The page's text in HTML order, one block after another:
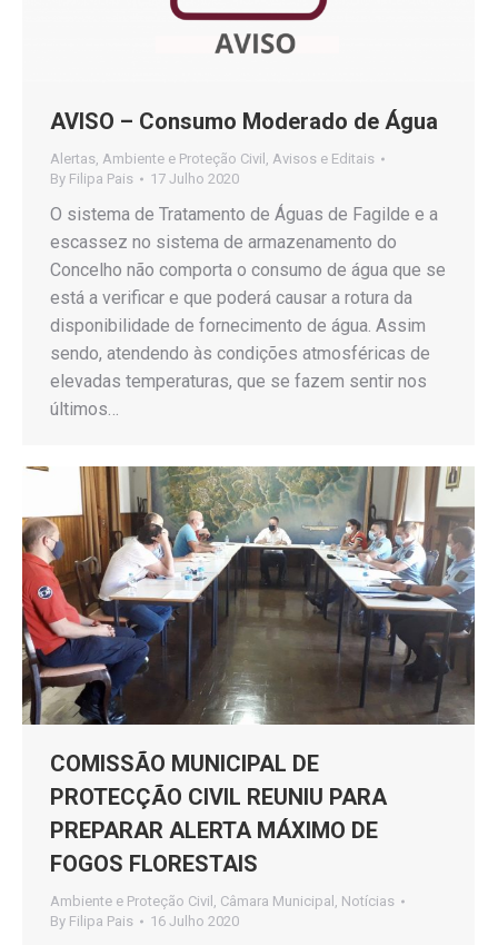
AVISO – Consumo Moderado de Água
Alertas Ambiente e Proteção Civil
Avisos e Editais
By Filipa Pais 17 Julho 2020
O sistema de Tratamento de Águas de Fagilde e a
escassez no sistema de armazenamento do
Concelho não comporta o consumo de água que se
está a verificar e que poderá causar a rotura da
disponibilidade de fornecimento de água. Assim
sendo, atendendo às condições atmosféricas de
elevadas temperaturas, que se fazem sentir nos
últimos…
COMISSÃO MUNICIPAL DE
PROTECÇÃO CIVIL REUNIU PARA
PREPARAR ALERTA MÁXIMO DE
FOGOS FLORESTAIS
Ambiente e Proteção Civil , Câmara Municipal , Notícias
By Filipa Pais 16 Julho 2020